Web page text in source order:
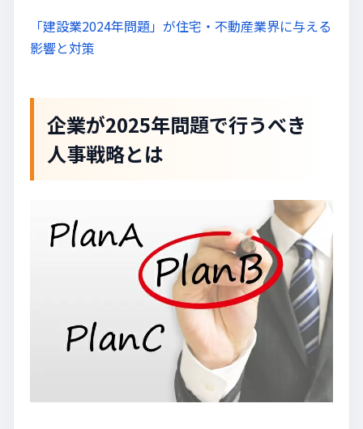
「建設業2024年問題」が住宅・不動産業界に与える
影響と対策
企業が2025年問題で行うべき
人事戦略とは